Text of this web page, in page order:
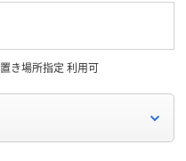
置き場所指定 利用可